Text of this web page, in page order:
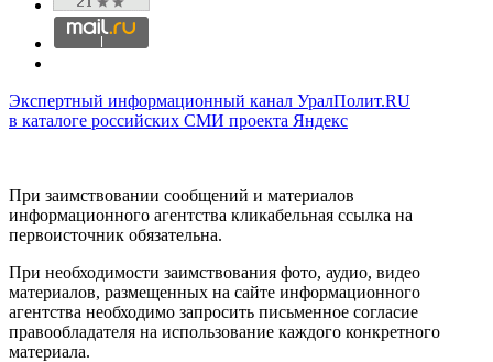
Экспертный информационный канал УралПолит.RU
в каталоге российских СМИ проекта Яндекс
При заимствовании сообщений и материалов
информационного агентства кликабельная ссылка на
первоисточник обязательна.
При необходимости заимствования фото, аудио, видео
материалов, размещенных на сайте информационного
агентства необходимо запросить письменное согласие
правообладателя на использование каждого конкретного
материала.